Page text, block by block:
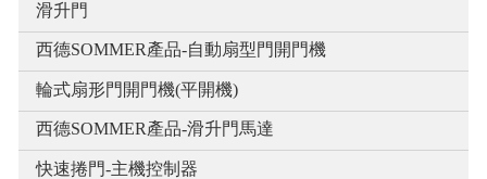
滑升門
西德SOMMER產品-自動扇型門開門機
輪式扇形門開門機(平開機)
西德SOMMER產品-滑升門馬達
快速捲門-主機控制器